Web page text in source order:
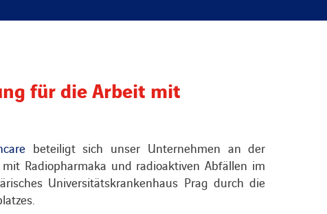
für die Arbeit mit
beteiligt sich unser Unternehmen an der
Radiopharmaka und radioaktiven Abfällen im
Universitätskrankenhaus Prag durch die